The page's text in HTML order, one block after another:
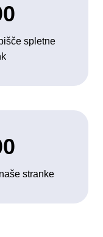
spletne
stranke